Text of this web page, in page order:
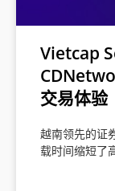
Vietcap
交易体验
越南领先的证
载时间缩短了